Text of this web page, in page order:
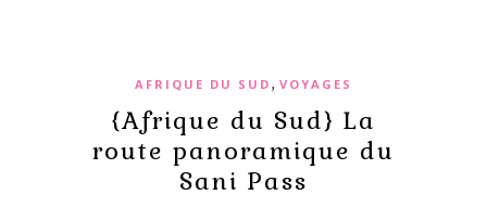
AFRIQUE DU SUD , VOYAGES
{Afrique du Sud} La
route panoramique du
Sani Pass